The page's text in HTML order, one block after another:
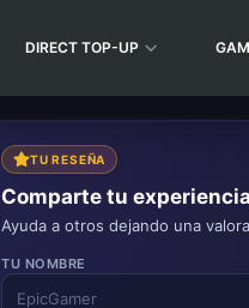
DIRECT TOP-UP
TU RESEÑA
Comparte tu experiencia
Ayuda a otros dejando una
TU NOMBRE